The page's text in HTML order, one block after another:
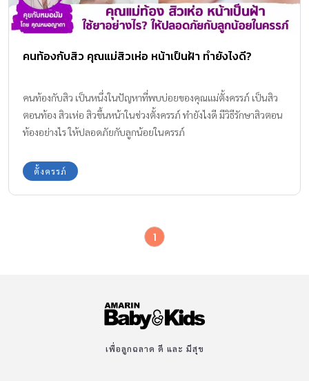
คนท้องกับสิว คุณแม่สิวเห่อ หน้าเป็นฝ้า ทำยังไงดี?
คนท้องกับสิว เป็นหนึ่งในปัญหาที่พบบ่อยของคุณแม่ตั้งครรภ์ เป็นสิว
ตอนท้อง สิวเห่อ สิวขึ้นหน้าในช่วงตั้งครรภ์ ทำยังไงดี มีวิธีรักษาสิวตอน
ท้องอย่างไร ให้ปลอดภัยกับลูกน้อยในครรภ์
ตั้งครรภ์
1
เพื่อลูกฉลาด ดี และ มีสุข